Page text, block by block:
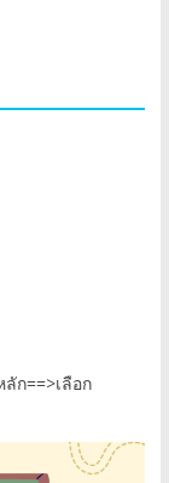
ก==>เลือก